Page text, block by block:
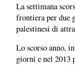
La settimana
frontiera per due
palestinesi di
Lo scorso anno,
giorni e nel 2013